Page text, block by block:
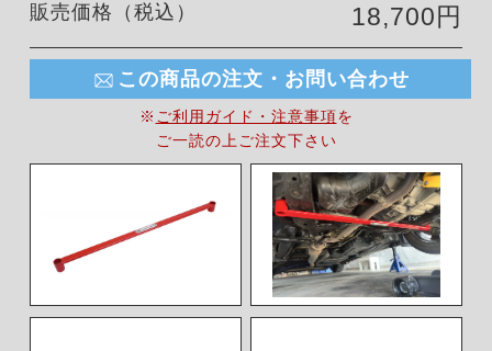
販売価格（税込） 18,700円
この商品の注文・お問い合わせ
※ ご利用ガイド・注意事項を
ご一読の上ご注文下さい